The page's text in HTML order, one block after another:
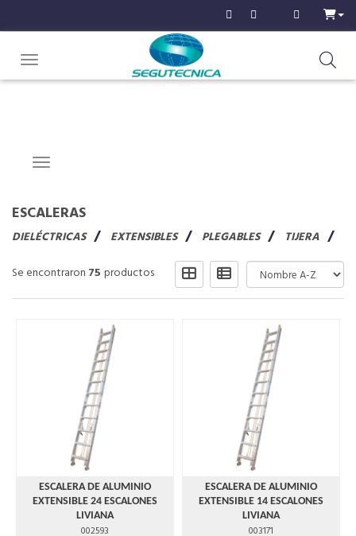
Toggle navigation
Navigation ein-/ausblenden
ESCALERAS
DIELÉCTRICAS EXTENSIBLES PLEGABLES
TIJERA
Se encontraron 75 productos
ESCALERA DE ALUMINIO
EXTENSIBLE 24 ESCALONES
LIVIANA
002593
ESCALERA DE ALUMINIO
EXTENSIBLE 14 ESCALONES
LIVIANA
003171